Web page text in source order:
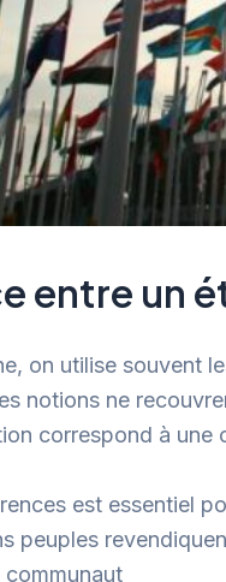
entre un
on utilise souvent
notions ne
correspond à une
est essentiel
peuples
communaut